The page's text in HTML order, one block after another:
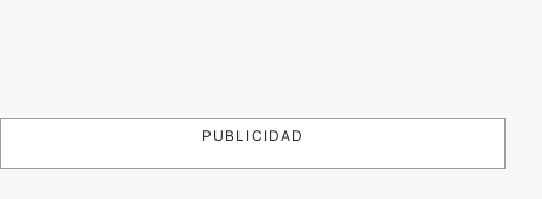
PUBLICIDAD